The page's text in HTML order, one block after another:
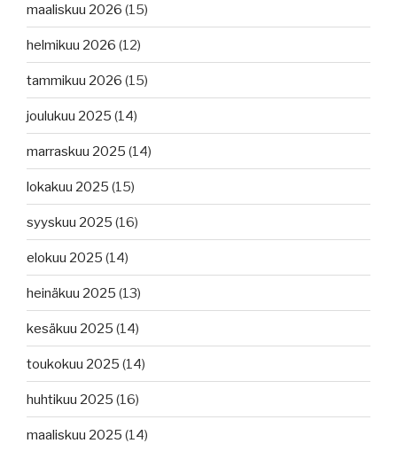
maaliskuu 2026 (15)
helmikuu 2026 (12)
tammikuu 2026 (15)
joulukuu 2025 (14)
marraskuu 2025 (14)
lokakuu 2025 (15)
syyskuu 2025 (16)
elokuu 2025 (14)
heinäkuu 2025 (13)
kesäkuu 2025 (14)
toukokuu 2025 (14)
huhtikuu 2025 (16)
maaliskuu 2025 (14)